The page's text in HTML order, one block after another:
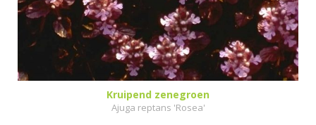
Kruipend zenegroen
Ajuga reptans 'Rosea'